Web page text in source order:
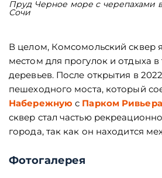
Пруд Черное море с черепахами
Сочи
В целом, Комсомольский сквер
местом для прогулок и отдыха
деревьев. После открытия в
пешеходного моста, который
Набережную с Парком Ривьера
сквер стал частью
города, так как он находится
Фотогалерея